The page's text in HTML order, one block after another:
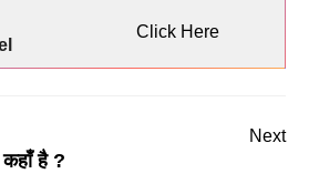
Click Here
Next
कहाँ है ?